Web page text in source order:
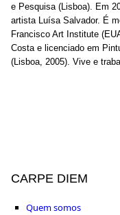
e Pesquisa (Lisboa). Em
artista Luísa Salvador. É
Francisco Art Institute
Costa e licenciado em
(Lisboa, 2005). Vive e
CARPE DIEM
Quem somos